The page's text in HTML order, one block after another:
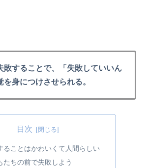
敗することで、「失敗していいん
を身につけさせられる。
目次
ることはかわいくて人間らしい
たちの前で失敗しよう